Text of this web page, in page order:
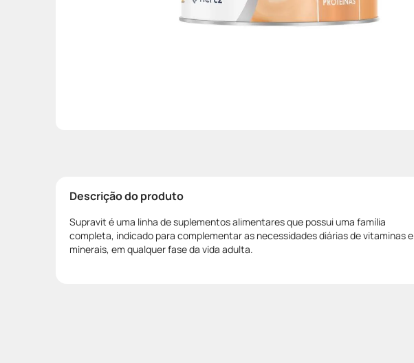
Descrição do produto
Supravit é uma linha de suplementos alimentares que possui uma família
completa, indicado para complementar as necessidades diárias de vitaminas e
minerais, em qualquer fase da vida adulta.